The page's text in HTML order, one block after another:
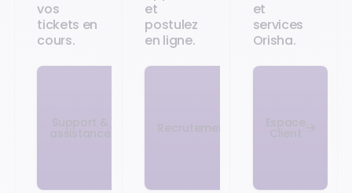
vos
tickets en
cours.
Support &
assistance
et
postulez
en ligne.
Recrutement
et
services
Orisha.
Espace
Client